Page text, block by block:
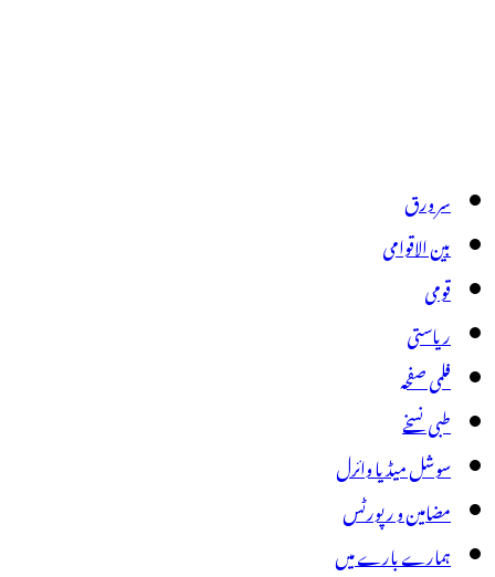
سر ورق
بین الاقوامی
قومی
ریاستی
فلمی صفحہ
طبی نسخے
سوشل میڈیا وائرل
مضامین و رپورٹس
ہمارے بارے میں